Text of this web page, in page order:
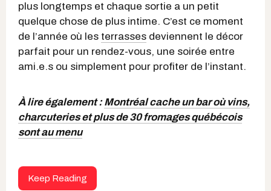
plus longtemps et chaque sortie a un petit
quelque chose de plus intime. C’est ce moment
de l’année où les terrasses deviennent le décor
parfait pour un rendez-vous, une soirée entre
ami.e.s ou simplement pour profiter de l’instant.
À lire également :Montréal cache un bar où vins,
charcuteries et plus de 30 fromages québécois
sont au menu
Keep Reading